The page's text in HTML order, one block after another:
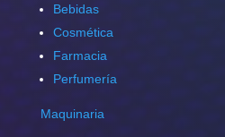
Bebidas
Cosmética
Farmacia
Perfumería
Maquinaria